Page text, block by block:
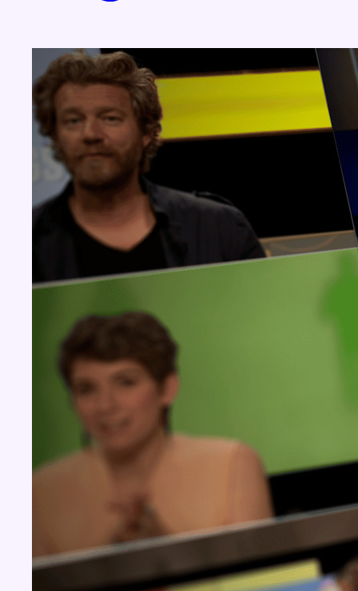
Aucun concours pour le moment